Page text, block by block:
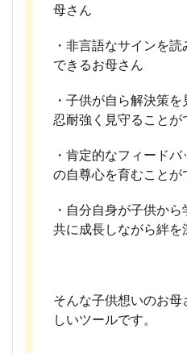
母さん
・非言語なサインを
できるお母さん
・子供が自ら解決策
忍耐強く見守ることが
・肯定的なフィード
の自尊心を育むことが
・自分自身が子供から
共に成長しながら絆を
そんな子供想いのお
しいツールです。